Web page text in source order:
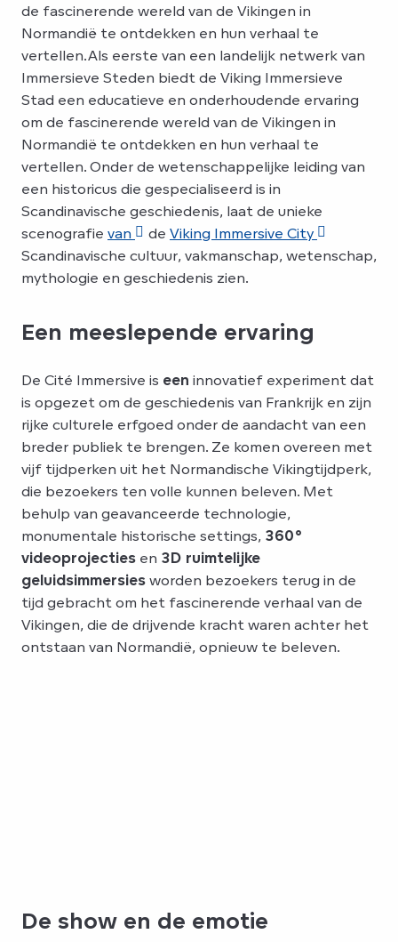
de fascinerende wereld van de Vikingen in
Normandië te ontdekken en hun verhaal te
vertellen.Als eerste van een landelijk netwerk van
Immersieve Steden biedt de Viking Immersieve
Stad een educatieve en onderhoudende ervaring
om de fascinerende wereld van de Vikingen in
Normandië te ontdekken en hun verhaal te
vertellen. Onder de wetenschappelijke leiding van
een historicus die gespecialiseerd is in
Scandinavische geschiedenis, laat de unieke
scenografie van de Viking Immersive City
Scandinavische cultuur, vakmanschap, wetenschap,
mythologie en geschiedenis zien.
Een meeslepende ervaring
De Cité Immersive is een innovatief experiment dat
is opgezet om de geschiedenis van Frankrijk en zijn
rijke culturele erfgoed onder de aandacht van een
breder publiek te brengen. Ze komen overeen met
vijf tijdperken uit het Normandische Vikingtijdperk,
die bezoekers ten volle kunnen beleven. Met
behulp van geavanceerde technologie,
monumentale historische settings, 360°
videoprojecties en 3D ruimtelijke
geluidsimmersies worden bezoekers terug in de
tijd gebracht om het fascinerende verhaal van de
Vikingen, die de drijvende kracht waren achter het
ontstaan van Normandië, opnieuw te beleven.
De show en de emotie